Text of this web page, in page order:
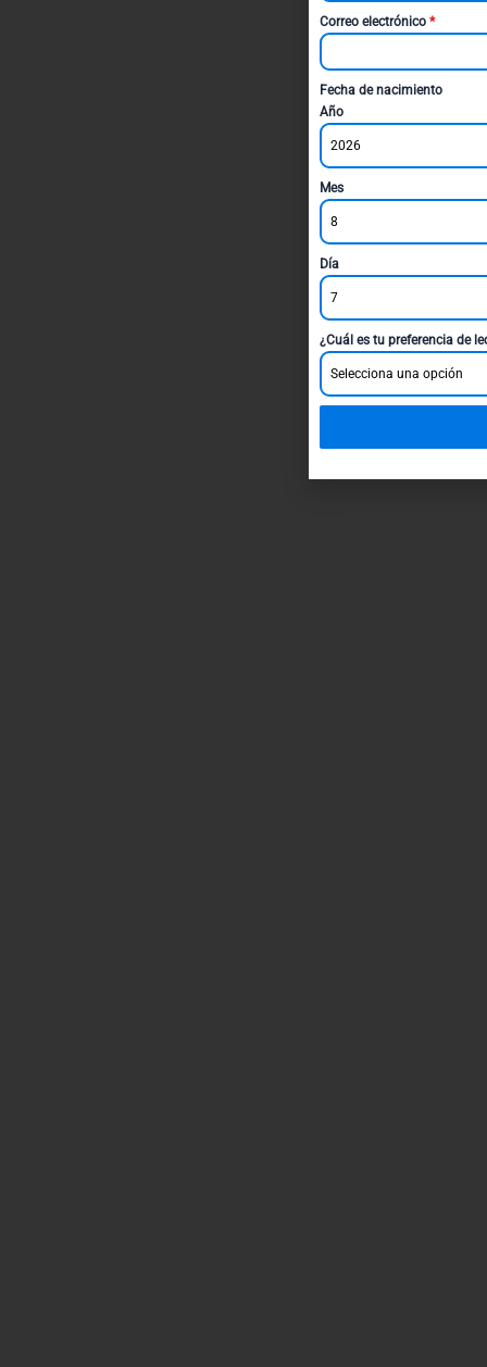
Correo electrónico *
Fecha de nacimiento
Año
2026
Mes
8
Día
7
¿Cuál es tu preferencia de
Selecciona una opción